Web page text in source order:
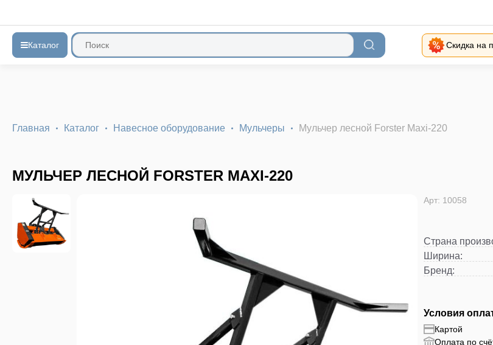
Каталог Скидка на
Главная Каталог Навесное оборудование Мульчеры Мульчер лесной Forster Maxi-220
МУЛЬЧЕР ЛЕСНОЙ FORSTER MAXI-220
Арт: 10058
Страна
Ширина:
Бренд:
Условия
Картой
Оплата по